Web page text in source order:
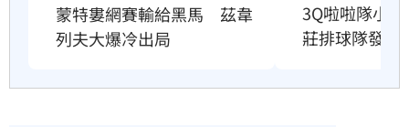
蒙特婁網賽輸給黑馬　茲韋
列夫大爆冷出局
3Q啦啦隊小
莊排球隊發聲